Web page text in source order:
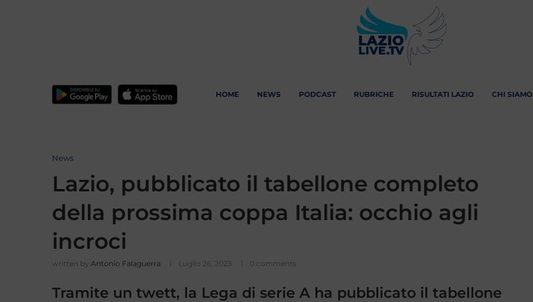
HOME NEWS PODCAST RUBRICHE RISULTATI LAZIO CHI SIAMO
News
Lazio, pubblicato il tabellone completo
della prossima coppa Italia: occhio agli
incroci
written by Antonio Falaguerra Luglio 26, 2023 0 comments
Tramite un twett, la Lega di serie A ha pubblicato il tabellone